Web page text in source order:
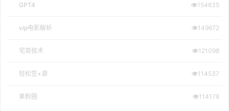
GPT4 154635
vip电影解析 149672
宅哥技术 121098
轻松签+源 114537
果粉圈 114178